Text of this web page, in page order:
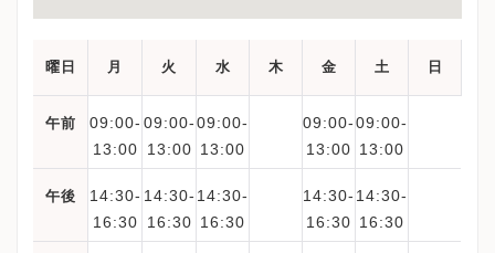
曜日 月 火 水 木 金 土 日
午前
09:00-
13:00
09:00-
13:00
09:00-
13:00
09:00-
13:00
09:00-
13:00
午後
14:30-
16:30
14:30-
16:30
14:30-
16:30
14:30-
16:30
14:30-
16:30